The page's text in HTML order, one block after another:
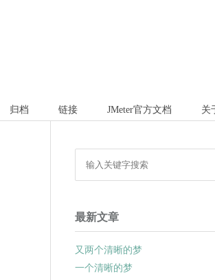
归档 链接 JMeter官方文档 关
最新文章
又两个清晰的梦
一个清晰的梦